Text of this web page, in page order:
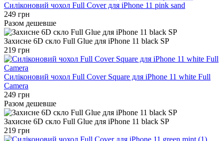
Силіконовий чохол Full Cover для iPhone 11 pink sand
249 грн
Разом дешевше
Захисне 6D скло Full Glue для iPhone 11 black SP
219 грн
Силіконовий чохол Full Cover Square для iPhone 11 white Full
Camera
249 грн
Разом дешевше
Захисне 6D скло Full Glue для iPhone 11 black SP
219 грн